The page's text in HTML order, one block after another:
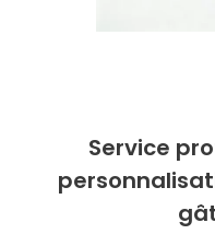
Service